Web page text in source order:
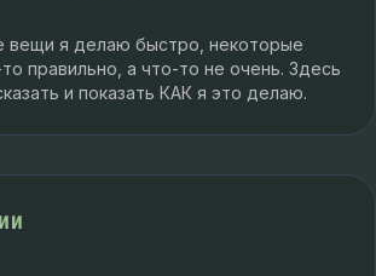
вещи я делаю быстро, некоторые
правильно, а что-то не очень. Здесь
и показать КАК я это делаю.